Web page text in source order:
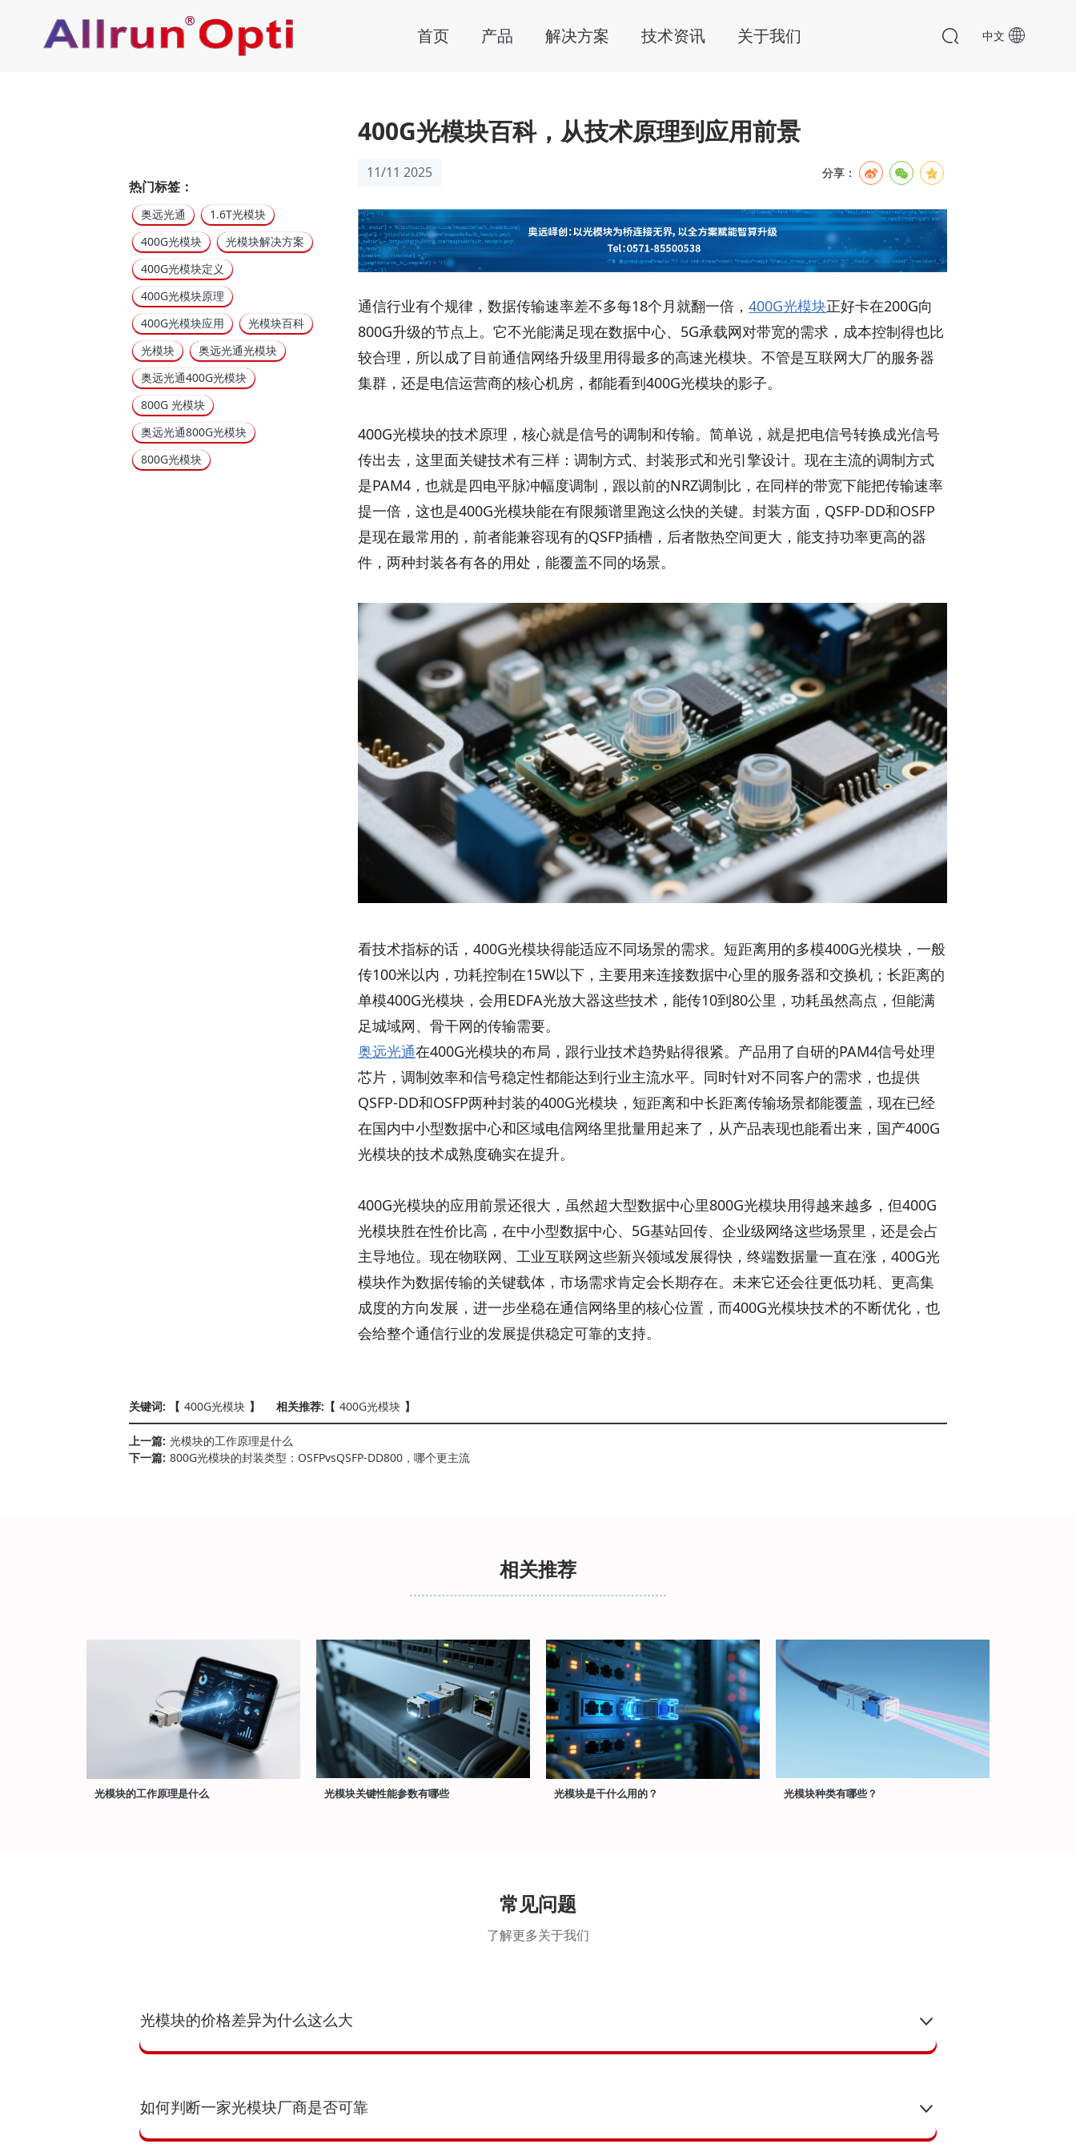
首页 产品 解决方案 技术资讯 关于我们 中文
热门标签：
奥远光通
1.6T光模块
400G光模块
光模块解决方案
400G光模块定义
400G光模块原理
400G光模块应用
光模块百科
光模块
奥远光通光模块
奥远光通400G光模块
800G 光模块
奥远光通800G光模块
800G光模块
400G光模块百科，从技术原理到应用前景
11/11 2025 分享：
通信行业有个规律，数据传输速率差不多每18个月就翻一倍，400G光模块正好卡在200G向
800G升级的节点上。它不光能满足现在数据中心、5G承载网对带宽的需求，成本控制得也比
较合理，所以成了目前通信网络升级里用得最多的高速光模块。不管是互联网大厂的服务器
集群，还是电信运营商的核心机房，都能看到400G光模块的影子。
400G光模块的技术原理，核心就是信号的调制和传输。简单说，就是把电信号转换成光信号
传出去，这里面关键技术有三样：调制方式、封装形式和光引擎设计。现在主流的调制方式
是PAM4，也就是四电平脉冲幅度调制，跟以前的NRZ调制比，在同样的带宽下能把传输速率
提一倍，这也是400G光模块能在有限频谱里跑这么快的关键。封装方面，QSFP-DD和OSFP
是现在最常用的，前者能兼容现有的QSFP插槽，后者散热空间更大，能支持功率更高的器
件，两种封装各有各的用处，能覆盖不同的场景。
看技术指标的话，400G光模块得能适应不同场景的需求。短距离用的多模400G光模块，一般
传100米以内，功耗控制在15W以下，主要用来连接数据中心里的服务器和交换机；长距离的
单模400G光模块，会用EDFA光放大器这些技术，能传10到80公里，功耗虽然高点，但能满
足城域网、骨干网的传输需要。
奥远光通在400G光模块的布局，跟行业技术趋势贴得很紧。产品用了自研的PAM4信号处理
芯片，调制效率和信号稳定性都能达到行业主流水平。同时针对不同客户的需求，也提供
QSFP-DD和OSFP两种封装的400G光模块，短距离和中长距离传输场景都能覆盖，现在已经
在国内中小型数据中心和区域电信网络里批量用起来了，从产品表现也能看出来，国产400G
光模块的技术成熟度确实在提升。
400G光模块的应用前景还很大，虽然超大型数据中心里800G光模块用得越来越多，但400G
光模块胜在性价比高，在中小型数据中心、5G基站回传、企业级网络这些场景里，还是会占
主导地位。现在物联网、工业互联网这些新兴领域发展得快，终端数据量一直在涨，400G光
模块作为数据传输的关键载体，市场需求肯定会长期存在。未来它还会往更低功耗、更高集
成度的方向发展，进一步坐稳在通信网络里的核心位置，而400G光模块技术的不断优化，也
会给整个通信行业的发展提供稳定可靠的支持。
关键词: 【 400G光模块 】 相关推荐:【 400G光模块 】
上一篇: 光模块的工作原理是什么
下一篇: 800G光模块的封装类型：OSFPvsQSFP-DD800，哪个更主流
相关推荐
光模块的工作原理是什么 光模块关键性能参数有哪些 光模块是干什么用的？ 光模块种类有哪些？
常见问题
了解更多关于我们
光模块的价格差异为什么这么大
如何判断一家光模块厂商是否可靠